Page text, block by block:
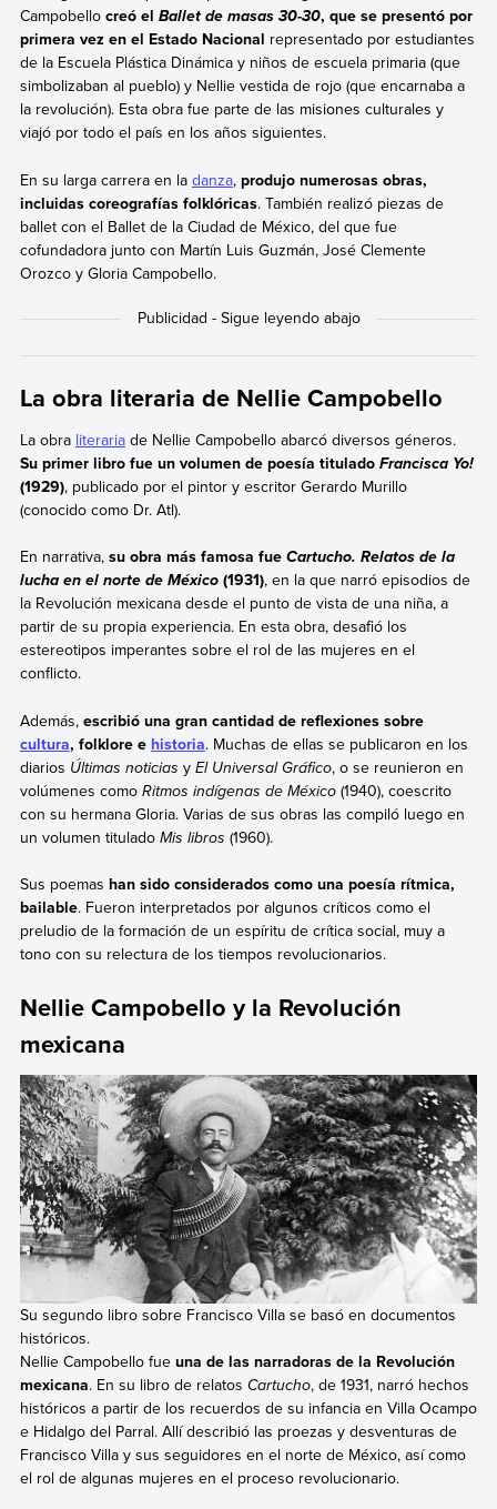
Campobello creó el Ballet de masas 30-30, que se presentó por
primera vez en el Estado Nacional representado por estudiantes
de la Escuela Plástica Dinámica y niños de escuela primaria (que
simbolizaban al pueblo) y Nellie vestida de rojo (que encarnaba a
la revolución). Esta obra fue parte de las misiones culturales y
viajó por todo el país en los años siguientes.
En su larga carrera en la danza, produjo numerosas obras,
incluidas coreografías folklóricas. También realizó piezas de
ballet con el Ballet de la Ciudad de México, del que fue
cofundadora junto con Martín Luis Guzmán, José Clemente
Orozco y Gloria Campobello.
La obra literaria de Nellie Campobello
La obra literariade Nellie Campobello abarcó diversos géneros.
Su primer libro fue un volumen de poesía titulado Francisca Yo!
(1929), publicado por el pintor y escritor Gerardo Murillo
(conocido como Dr. Atl).
En narrativa, su obra más famosa fue Cartucho. Relatos de la
lucha en el norte de México(1931), en la que narró episodios de
la Revolución mexicana desde el punto de vista de una niña, a
partir de su propia experiencia. En esta obra, desafió los
estereotipos imperantes sobre el rol de las mujeres en el
conflicto.
Además, escribió una gran cantidad de reflexiones sobre
cultura, folklore e historia. Muchas de ellas se publicaron en los
diarios Últimas noticias y El Universal Gráfico, o se reunieron en
volúmenes como Ritmos indígenas de México (1940), coescrito
con su hermana Gloria. Varias de sus obras las compiló luego en
un volumen titulado Mis libros (1960).
Sus poemas han sido considerados como una poesía rítmica,
bailable. Fueron interpretados por algunos críticos como el
preludio de la formación de un espíritu de crítica social, muy a
tono con su relectura de los tiempos revolucionarios.
Nellie Campobello y la Revolución
mexicana
Su segundo libro sobre Francisco Villa se basó en documentos
históricos.
Nellie Campobello fue una de las narradoras de la Revolución
mexicana. En su libro de relatos Cartucho, de 1931, narró hechos
históricos a partir de los recuerdos de su infancia en Villa Ocampo
e Hidalgo del Parral. Allí describió las proezas y desventuras de
Francisco Villa y sus seguidores en el norte de México, así como
el rol de algunas mujeres en el proceso revolucionario.